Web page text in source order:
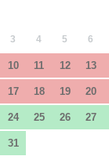
3 4 5 6
10 11 12 13
17 18 19 20
24 25 26 27
31